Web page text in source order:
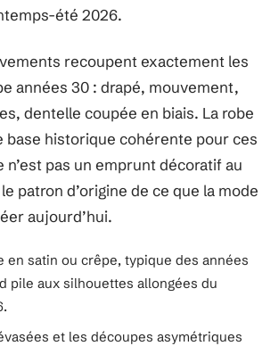
été 2026.
recoupent exactement les
années 30 : drapé, mouvement,
dentelle coupée en biais. La robe
base historique cohérente pour ces
n’est pas un emprunt décoratif au
patron d’origine de ce que la mode
aujourd’hui.
en satin ou crêpe, typique des années
pile aux silhouettes allongées du
et les découpes asymétriques